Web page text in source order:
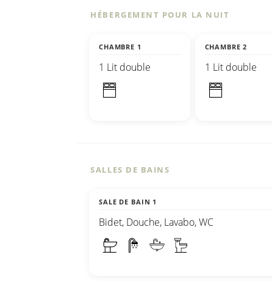
HÉBERGEMENT POUR LA NUIT
CHAMBRE 1
1 Lit double
CHAMBRE 2
1 Lit double
SALLES DE BAINS
SALE DE BAIN 1
Bidet, Douche, Lavabo, WC